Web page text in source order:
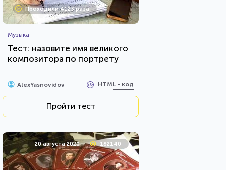
Проходили 4123 раза
Музыка
Тест: назовите имя великого
композитора по портрету
AlexYasnovidov HTML - код
Пройти тест
20 августа 2020 182140